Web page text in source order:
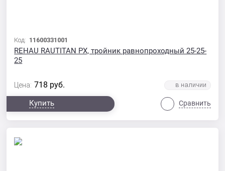
Код: 11600331001
REHAU RAUTITAN PX, тройник равнопроходный 25-25-
25
Цена: 718 руб.
Купить Сравнить